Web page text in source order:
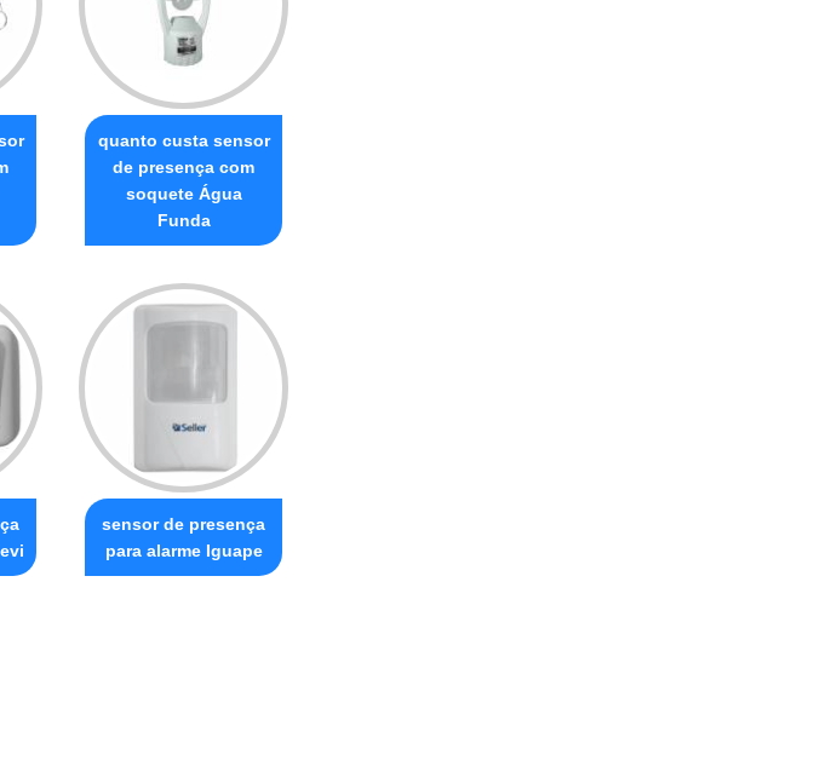
quanto custa sensor
de presença com
soquete Água
Funda
sensor de presença
para alarme Iguape